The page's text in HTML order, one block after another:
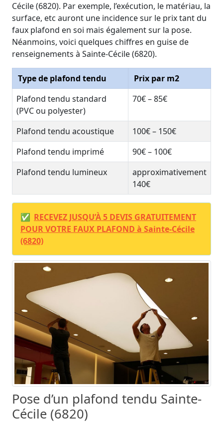
Cécile (6820). Par exemple, l’exécution, le matériau, la
surface, etc auront une incidence sur le prix tant du
faux plafond en soi mais également sur la pose.
Néanmoins, voici quelques chiffres en guise de
renseignements à Sainte-Cécile (6820).
Type de plafond tendu
Prix par m2
Plafond tendu standard
(PVC ou polyester)
70€ – 85€
Plafond tendu acoustique
100€ – 150€
Plafond tendu imprimé
90€ – 100€
Plafond tendu lumineux
approximativement
140€
✅ RECEVEZ JUSQU’À 5 DEVIS GRATUITEMENT
POUR VOTRE FAUX PLAFOND à Sainte-Cécile
(6820)
Pose d’un plafond tendu Sainte-
Cécile (6820)